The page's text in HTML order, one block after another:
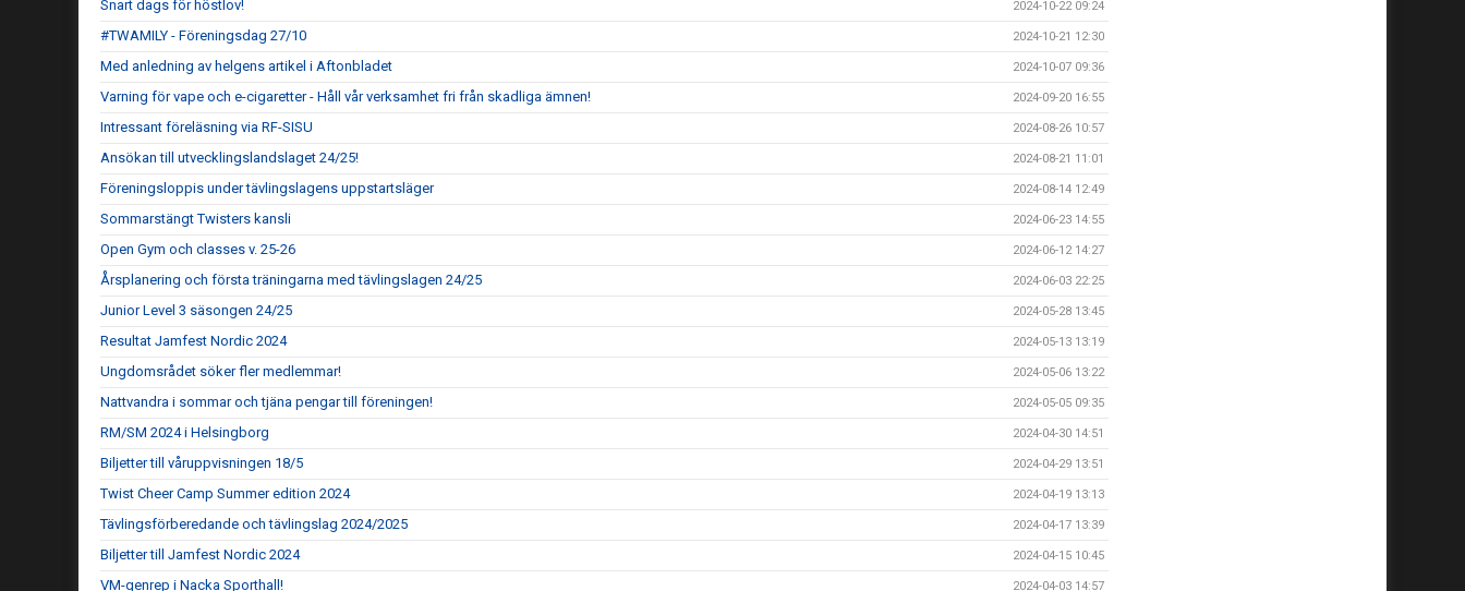
Snart dags för höstlov! 2024-10-22 09:24
#TWAMILY - Föreningsdag 27/10 2024-10-21 12:30
Med anledning av helgens artikel i Aftonbladet 2024-10-07 09:36
Varning för vape och e-cigaretter - Håll vår verksamhet fri från skadliga ämnen! 2024-09-20 16:55
Intressant föreläsning via RF-SISU 2024-08-26 10:57
Ansökan till utvecklingslandslaget 24/25! 2024-08-21 11:01
Föreningsloppis under tävlingslagens uppstartsläger 2024-08-14 12:49
Sommarstängt Twisters kansli 2024-06-23 14:55
Open Gym och classes v. 25-26 2024-06-12 14:27
Årsplanering och första träningarna med tävlingslagen 24/25 2024-06-03 22:25
Junior Level 3 säsongen 24/25 2024-05-28 13:45
Resultat Jamfest Nordic 2024 2024-05-13 13:19
Ungdomsrådet söker fler medlemmar! 2024-05-06 13:22
Nattvandra i sommar och tjäna pengar till föreningen! 2024-05-05 09:35
RM/SM 2024 i Helsingborg 2024-04-30 14:51
Biljetter till våruppvisningen 18/5 2024-04-29 13:51
Twist Cheer Camp Summer edition 2024 2024-04-19 13:13
Tävlingsförberedande och tävlingslag 2024/2025 2024-04-17 13:39
Biljetter till Jamfest Nordic 2024 2024-04-15 10:45
VM-genrep i Nacka Sporthall! 2024-04-03 14:57